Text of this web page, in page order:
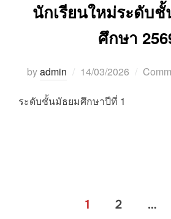
นักเรียนใหม่ระดับ
ศึกษา
byadmin
Posted
14/03/2026
ระดับชั้นมัธยมศึกษาปีที่ 1
1 2 …